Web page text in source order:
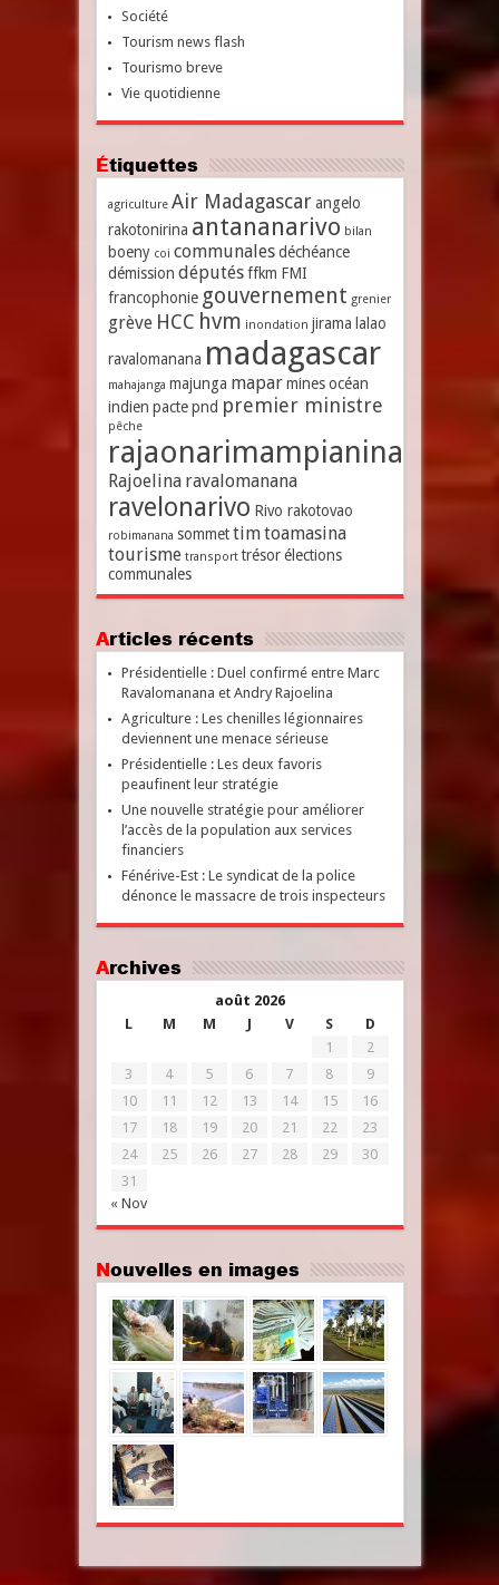
Société
Tourism news flash
Tourismo breve
Vie quotidienne
Étiquettes
agriculture Air Madagascar angelo
rakotonirina antananarivo bilan
boeny coi communales déchéance
démission députés ffkm FMI
francophonie gouvernement grenier
grève HCC hvm inondation jirama lalao
ravalomanana madagascar
mahajanga majunga mapar mines océan
indien pacte pnd premier ministre
pêche
rajaonarimampianina
Rajoelina ravalomanana
ravelonarivo Rivo rakotovao
robimanana sommet timtoamasina
tourisme transport trésor élections
communales
Articles récents
Présidentielle : Duel confirmé entre Marc
Ravalomanana et Andry Rajoelina
Agriculture : Les chenilles légionnaires
deviennent une menace sérieuse
Présidentielle : Les deux favoris
peaufinent leur stratégie
Une nouvelle stratégie pour améliorer
l’accès de la population aux services
financiers
Fénérive-Est : Le syndicat de la police
dénonce le massacre de trois inspecteurs
Archives
août 2026
L
M M J V S D
« Nov
1
2
3
4 5 6 7 8
9
10
11 12 13 14 15
16
17
18 19 20 21 22
23
24
25 26 27 28 29
30
31
Nouvelles en images